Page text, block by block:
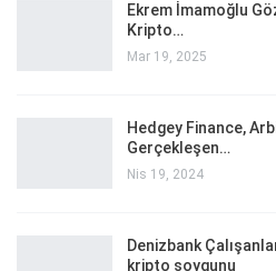
Ekrem İmamoğlu
Kripto…
Mar 19, 2025
Hedgey Finance,
Gerçekleşen…
Nis 19, 2024
Denizbank
kripto soygunu